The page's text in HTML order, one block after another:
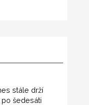
stále drží
šedesáti